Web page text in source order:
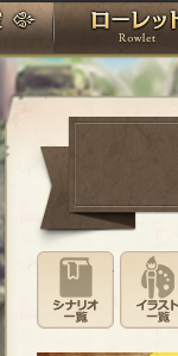
PandoraPartyProject
神殿
シナリ